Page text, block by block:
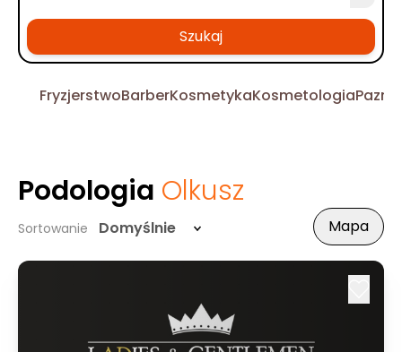
Szukaj
FryzjerstwoBarberKosmetykaKosmetologia
Podologia Olkusz
Sortowanie Domyślnie Mapa